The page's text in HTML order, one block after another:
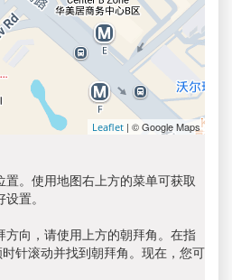
Leaflet | © Google Maps
。使用地图右上方的菜单可获取
置。
向，请使用上方的朝拜角。在指
针滚动并找到朝拜角。现在，您可